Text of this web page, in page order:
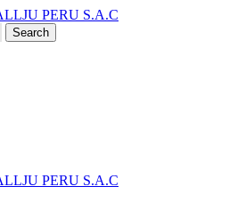
Search